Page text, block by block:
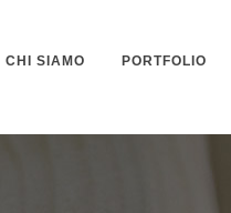
CHI SIAMO PORTFOLIO